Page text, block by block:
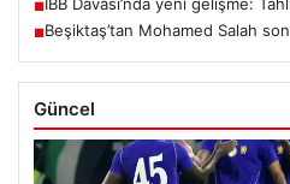
■
■Beşiktaş’tan Mohamed Salah
Güncel